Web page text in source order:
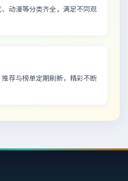
动漫等分类齐全，满足不同观
荐与榜单定期刷新，精彩不断